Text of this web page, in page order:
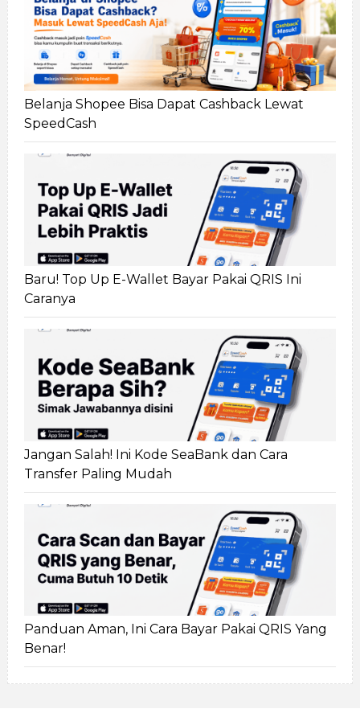
Belanja Shopee Bisa Dapat Cashback Lewat
SpeedCash
Baru! Top Up E-Wallet Bayar Pakai QRIS Ini
Caranya
Jangan Salah! Ini Kode SeaBank dan Cara
Transfer Paling Mudah
Panduan Aman, Ini Cara Bayar Pakai QRIS Yang
Benar!